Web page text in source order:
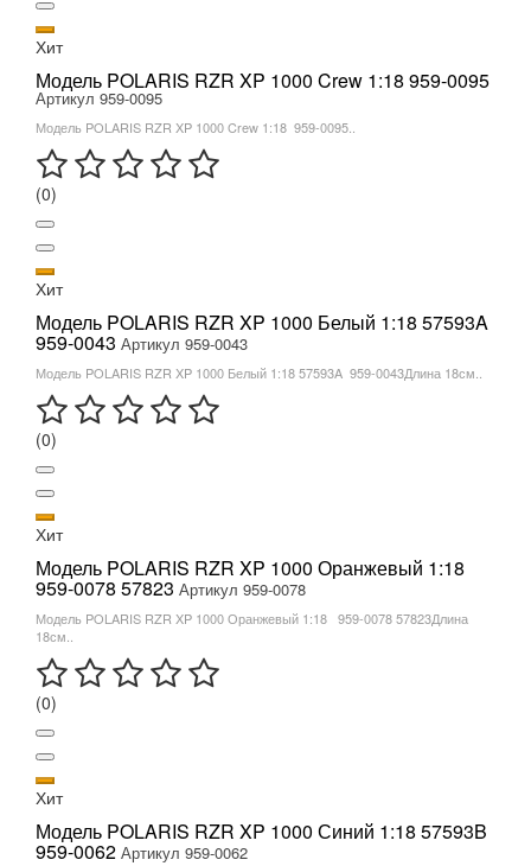
Хит
Модель POLARIS RZR XP 1000 Crew 1:18 959-0095
Артикул 959-0095
Модель POLARIS RZR XP 1000 Crew 1:18 959-0095..
(0)
Хит
Модель POLARIS RZR XP 1000 Белый 1:18 57593A
959-0043 Артикул 959-0043
Модель POLARIS RZR XP 1000 Белый 1:18 57593A 959-0043Длина 18см..
(0)
Хит
Модель POLARIS RZR XP 1000 Оранжевый 1:18
959-0078 57823 Артикул 959-0078
Модель POLARIS RZR XP 1000 Оранжевый 1:18 959-0078 57823Длина
18см..
(0)
Хит
Модель POLARIS RZR XP 1000 Синий 1:18 57593B
959-0062 Артикул 959-0062